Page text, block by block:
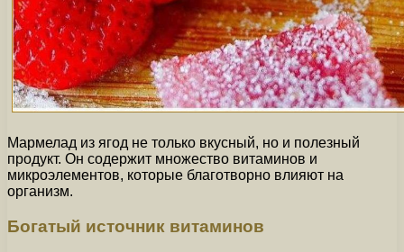
Мармелад из ягод не только вкусный, но и полезный
продукт. Он содержит множество витаминов и
микроэлементов, которые благотворно влияют на
организм.
Богатый источник витаминов